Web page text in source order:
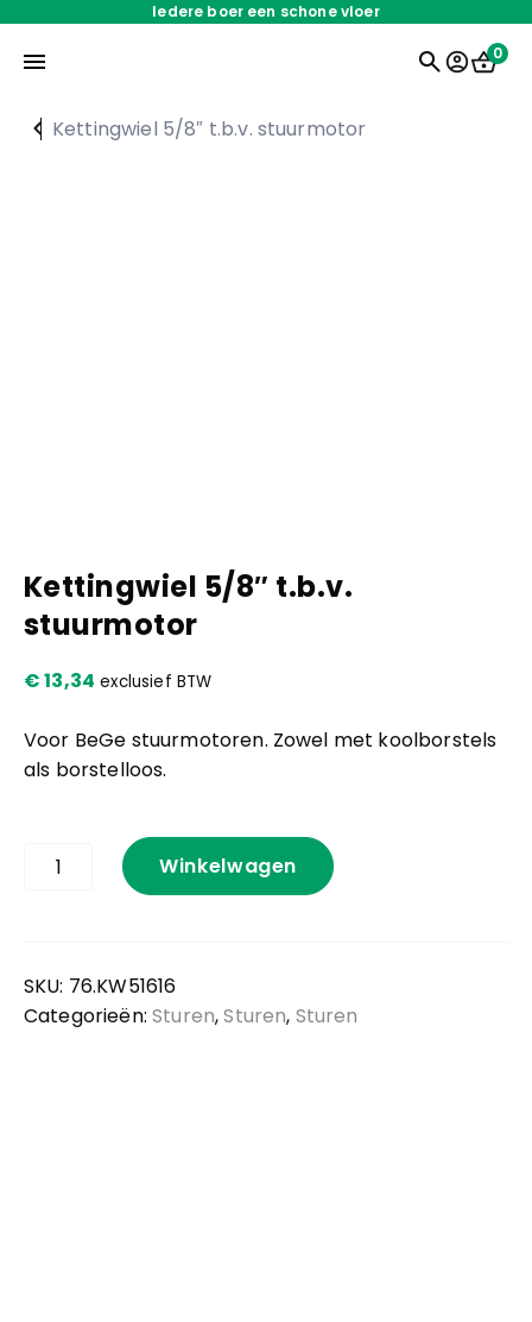
Iedere boer een schone vloer
Kennis en praktijk
0
Kettingwiel 5/8″ t.b.v. stuurmotor
Kettingwiel 5/8″ t.b.v.
stuurmotor
€13,34 exclusief BTW
Voor BeGe stuurmotoren. Zowel met koolborstels
als borstelloos.
Kettingwiel
5/8"
Winkelwagen
SKU: 76.KW51616
Categorieën:Sturen,Sturen, Sturen